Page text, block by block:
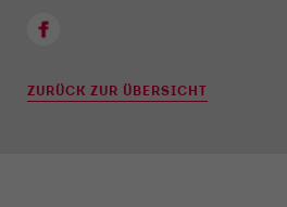
ZURÜCK ZUR ÜBERSICHT